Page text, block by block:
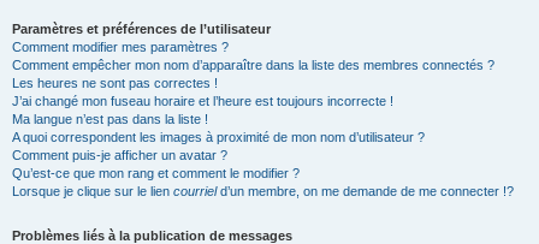
Paramètres et préférences de l’utilisateur
Comment modifier mes paramètres ?
Comment empêcher mon nom d’apparaître dans la liste des membres connectés ?
Les heures ne sont pas correctes !
J’ai changé mon fuseau horaire et l’heure est toujours incorrecte !
Ma langue n’est pas dans la liste !
A quoi correspondent les images à proximité de mon nom d’utilisateur ?
Comment puis-je afficher un avatar ?
Qu’est-ce que mon rang et comment le modifier ?
Lorsque je clique sur le lien courrield’un membre, on me demande de me connecter !?
Problèmes liés à la publication de messages